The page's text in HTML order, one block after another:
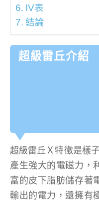
IV表
結論
超級雷丘介紹
超級雷丘Ｘ特徵是樣
產生強大的電磁力，
富的皮下脂肪儲存著
輸出的電力，還擁有